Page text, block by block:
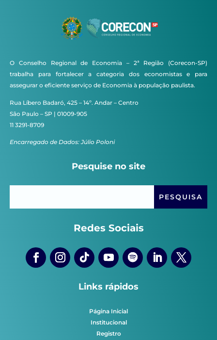
O Conselho Regional de Economia – 2ª Região (Corecon-SP)
trabalha para fortalecer a categoria dos economistas e para
assegurar o eficiente serviço de Economia à população paulista.
Rua Líbero Badaró, 425 – 14º. Andar – Centro
São Paulo – SP | 01009-905
11 3291-8709
Encarregado de Dados: Júlio Poloni
Pesquise no site
Redes Sociais
Links rápidos
Página Inicial
Institucional
Registro